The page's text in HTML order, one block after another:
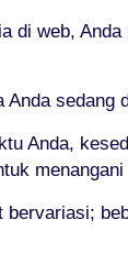
di web,
Anda,